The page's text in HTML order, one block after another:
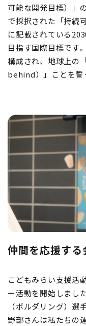
可能な開発目標）」
で採択された「持続
に記載されている
目指す国際目標です
構成され、地球上の
behind）」ことを誓
仲間を応援する
こどもみらい支援活
ー活動を開始しまし
（ボルダリング）選
野部さんは私たちの